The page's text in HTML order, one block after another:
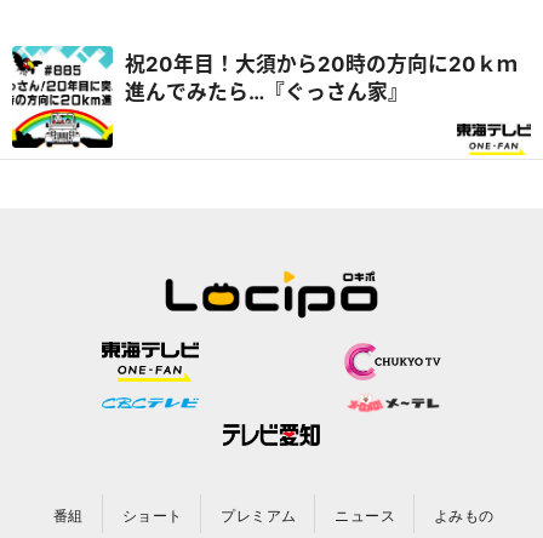
祝20年目！大須から20時の方向に20ｋｍ
進んでみたら…『ぐっさん家』
番組 ショート プレミアム ニュース よみもの